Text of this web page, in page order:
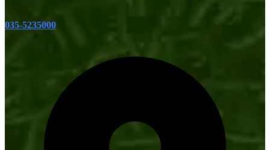
035-5235000